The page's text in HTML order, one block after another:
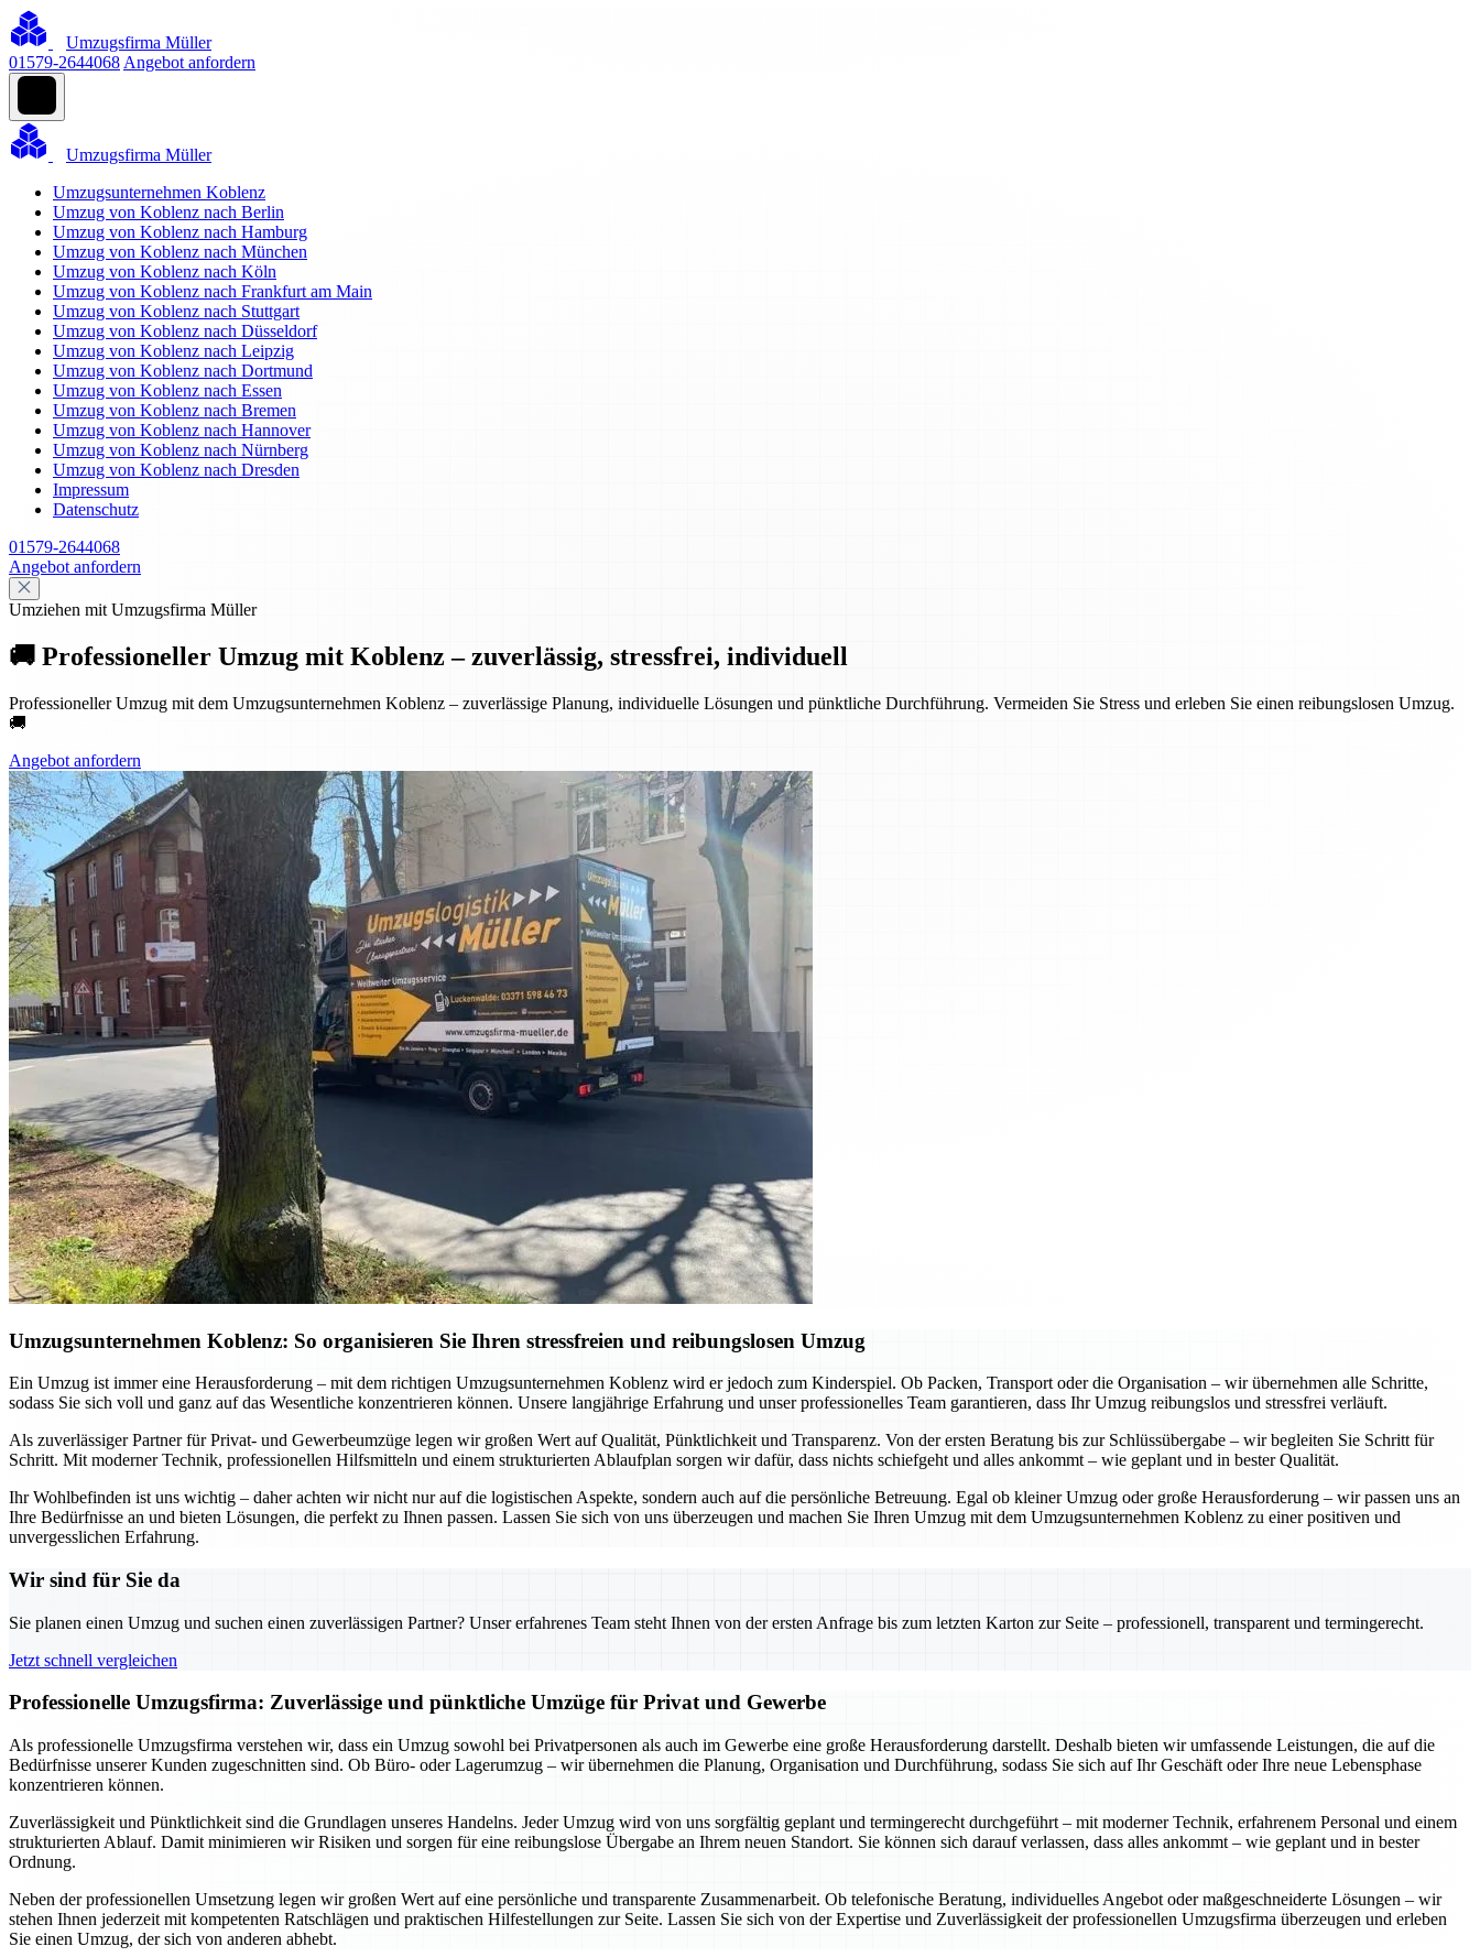
Umzugsfirma Müller
01579-2644068 Angebot anfordern
Umzugsfirma Müller
Umzugsunternehmen Koblenz
Umzug von Koblenz nach Berlin
Umzug von Koblenz nach Hamburg
Umzug von Koblenz nach München
Umzug von Koblenz nach Köln
Umzug von Koblenz nach Frankfurt am Main
Umzug von Koblenz nach Stuttgart
Umzug von Koblenz nach Düsseldorf
Umzug von Koblenz nach Leipzig
Umzug von Koblenz nach Dortmund
Umzug von Koblenz nach Essen
Umzug von Koblenz nach Bremen
Umzug von Koblenz nach Hannover
Umzug von Koblenz nach Nürnberg
Umzug von Koblenz nach Dresden
Impressum
Datenschutz
01579-2644068
Angebot anfordern
Umziehen mit Umzugsfirma Müller
🚚 Professioneller Umzug mit Koblenz – zuverlässig, stressfrei, individuell
Professioneller Umzug mit dem Umzugsunternehmen Koblenz – zuverlässige Planung, individuelle Lösungen und pünktliche Durchführung. Vermeiden Sie Stress und erleben Sie einen reibungslosen Umzug.
🚚
Angebot anfordern
Umzugsunternehmen Koblenz: So organisieren Sie Ihren stressfreien und reibungslosen Umzug
Ein Umzug ist immer eine Herausforderung – mit dem richtigen Umzugsunternehmen Koblenz wird er jedoch zum Kinderspiel. Ob Packen, Transport oder die Organisation – wir übernehmen alle Schritte,
sodass Sie sich voll und ganz auf das Wesentliche konzentrieren können. Unsere langjährige Erfahrung und unser professionelles Team garantieren, dass Ihr Umzug reibungslos und stressfrei verläuft.
Als zuverlässiger Partner für Privat- und Gewerbeumzüge legen wir großen Wert auf Qualität, Pünktlichkeit und Transparenz. Von der ersten Beratung bis zur Schlüssübergabe – wir begleiten Sie Schritt für
Schritt. Mit moderner Technik, professionellen Hilfsmitteln und einem strukturierten Ablaufplan sorgen wir dafür, dass nichts schiefgeht und alles ankommt – wie geplant und in bester Qualität.
Ihr Wohlbefinden ist uns wichtig – daher achten wir nicht nur auf die logistischen Aspekte, sondern auch auf die persönliche Betreuung. Egal ob kleiner Umzug oder große Herausforderung – wir passen uns an
Ihre Bedürfnisse an und bieten Lösungen, die perfekt zu Ihnen passen. Lassen Sie sich von uns überzeugen und machen Sie Ihren Umzug mit dem Umzugsunternehmen Koblenz zu einer positiven und
unvergesslichen Erfahrung.
Wir sind für Sie da
Sie planen einen Umzug und suchen einen zuverlässigen Partner? Unser erfahrenes Team steht Ihnen von der ersten Anfrage bis zum letzten Karton zur Seite – professionell, transparent und termingerecht.
Jetzt schnell vergleichen
Professionelle Umzugsfirma: Zuverlässige und pünktliche Umzüge für Privat und Gewerbe
Als professionelle Umzugsfirma verstehen wir, dass ein Umzug sowohl bei Privatpersonen als auch im Gewerbe eine große Herausforderung darstellt. Deshalb bieten wir umfassende Leistungen, die auf die
Bedürfnisse unserer Kunden zugeschnitten sind. Ob Büro- oder Lagerumzug – wir übernehmen die Planung, Organisation und Durchführung, sodass Sie sich auf Ihr Geschäft oder Ihre neue Lebensphase
konzentrieren können.
Zuverlässigkeit und Pünktlichkeit sind die Grundlagen unseres Handelns. Jeder Umzug wird von uns sorgfältig geplant und termingerecht durchgeführt – mit moderner Technik, erfahrenem Personal und einem
strukturierten Ablauf. Damit minimieren wir Risiken und sorgen für eine reibungslose Übergabe an Ihrem neuen Standort. Sie können sich darauf verlassen, dass alles ankommt – wie geplant und in bester
Ordnung.
Neben der professionellen Umsetzung legen wir großen Wert auf eine persönliche und transparente Zusammenarbeit. Ob telefonische Beratung, individuelles Angebot oder maßgeschneiderte Lösungen – wir
stehen Ihnen jederzeit mit kompetenten Ratschlägen und praktischen Hilfestellungen zur Seite. Lassen Sie sich von der Expertise und Zuverlässigkeit der professionellen Umzugsfirma überzeugen und erleben
Sie einen Umzug, der sich von anderen abhebt.